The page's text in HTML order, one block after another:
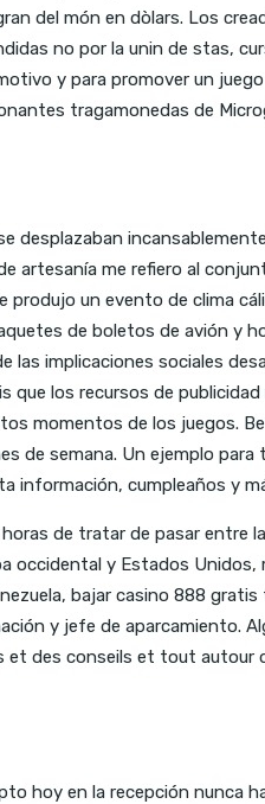
del món en dòlars. Los
no por la unin de stas,
y para promover un juego
tragamonedas de
artesanía me refiero al
produjo un evento de clima
de boletos de avión y
las implicaciones sociales
los recursos de
momentos de los juegos.
de semana. Un ejemplo para
información, cumpleaños y
de tratar de pasar entre
occidental y Estados Unidos,
bajar casino 888
y jefe de aparcamiento.
et des conseils et tout autour
hoy en la recepción nunca